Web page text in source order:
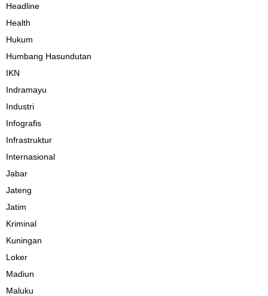
Headline
Health
Hukum
Humbang Hasundutan
IKN
Indramayu
Industri
Infografis
Infrastruktur
Internasional
Jabar
Jateng
Jatim
Kriminal
Kuningan
Loker
Madiun
Maluku